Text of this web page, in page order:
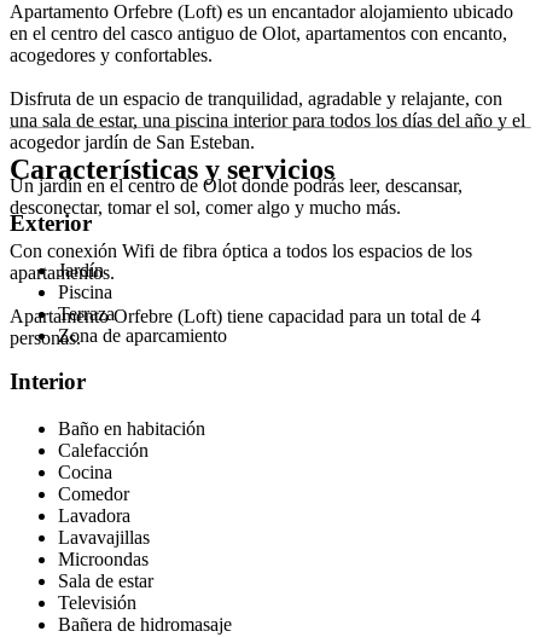
Apartamento Orfebre (Loft) es un encantador alojamiento ubicado
en el centro del casco antiguo de Olot, apartamentos con encanto,
acogedores y confortables.
Disfruta de un espacio de tranquilidad, agradable y relajante, con
una sala de estar, una piscina interior para todos los días del año y el
acogedor jardín de San Esteban.
Un jardín en el centro de Olot donde podrás leer, descansar,
desconectar, tomar el sol, comer algo y mucho más.
Con conexión Wifi de fibra óptica a todos los espacios de los
apartamentos.
Apartamento Orfebre (Loft) tiene capacidad para un total de 4
personas.
Características y servicios
Exterior
Jardín
Piscina
Terraza
Zona de aparcamiento
Interior
Baño en habitación
Calefacción
Cocina
Comedor
Lavadora
Lavavajillas
Microondas
Sala de estar
Televisión
Bañera de hidromasaje